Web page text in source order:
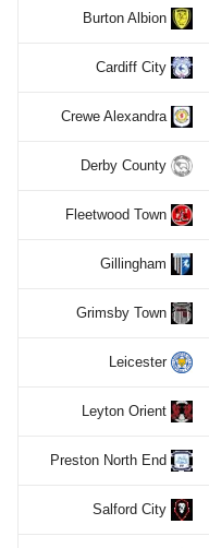
Burton Albion
Cardiff City
Crewe Alexandra
Derby County
Fleetwood Town
Gillingham
Grimsby Town
Leicester
Leyton Orient
Preston North End
Salford City